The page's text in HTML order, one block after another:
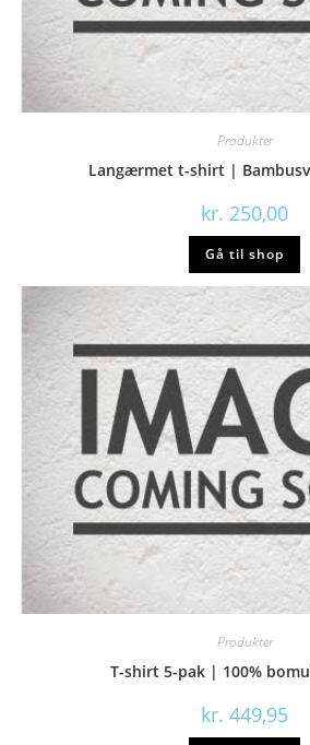
Produkter
Langærmet t-shirt |
kr. 250,00
Gå til shop
Produkter
T-shirt 5-pak | 100%
kr. 449,95